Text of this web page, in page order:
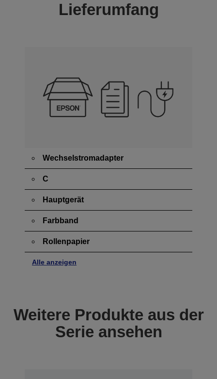
Lieferumfang
Wechselstromadapter
C
Hauptgerät
Farbband
Rollenpapier
Alle anzeigen
Weitere Produkte aus der
Serie ansehen